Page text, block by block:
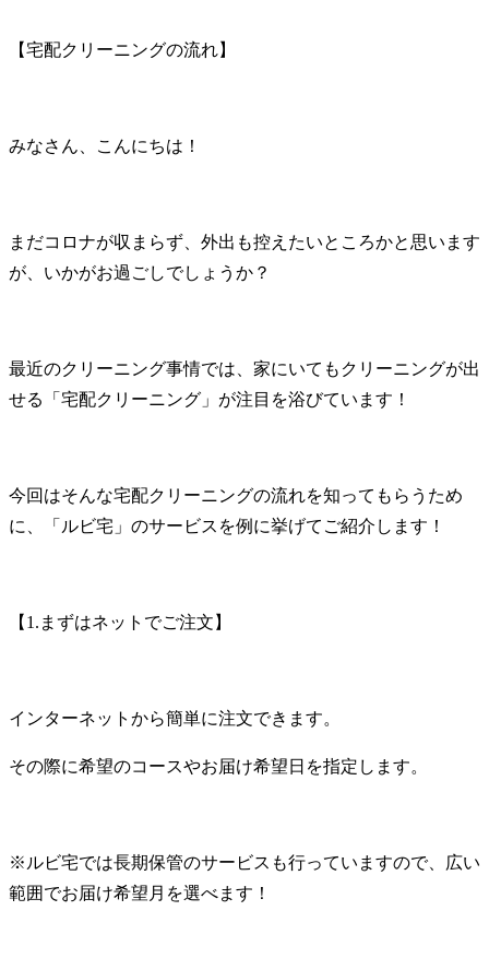
【宅配クリーニングの流れ】
みなさん、こんにちは！
まだコロナが収まらず、外出も控えたいところかと思います
が、いかがお過ごしでしょうか？
最近のクリーニング事情では、家にいてもクリーニングが出
せる「宅配クリーニング」が注目を浴びています！
今回はそんな宅配クリーニングの流れを知ってもらうため
に、「ルビ宅」のサービスを例に挙げてご紹介します！
【 1. まずはネットでご注文】
インターネットから簡単に注文できます。
その際に希望のコースやお届け希望日を指定します。
※ルビ宅では長期保管のサービスも行っていますので、広い
範囲でお届け希望月を選べます！